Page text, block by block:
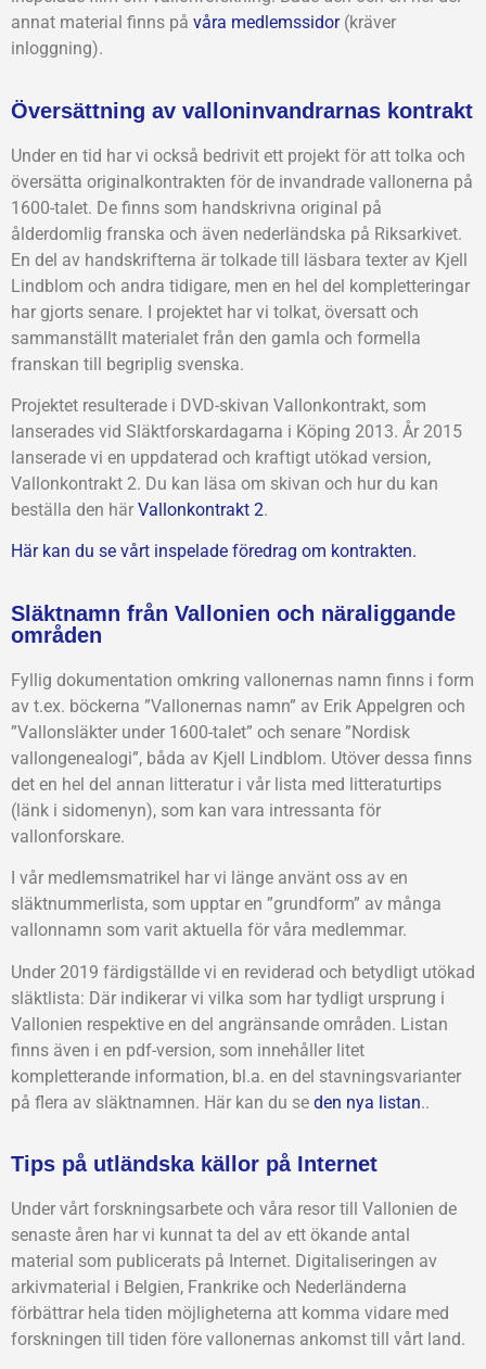
annat material finns på våra medlemssidor(kräver
inloggning).
Översättning av valloninvandrarnas kontrakt
Under en tid har vi också bedrivit ett projekt för att tolka och
översätta originalkontrakten för de invandrade vallonerna på
1600-talet. De finns som handskrivna original på
ålderdomlig franska och även nederländska på Riksarkivet.
En del av handskrifterna är tolkade till läsbara texter av Kjell
Lindblom och andra tidigare, men en hel del kompletteringar
har gjorts senare. I projektet har vi tolkat, översatt och
sammanställt materialet från den gamla och formella
franskan till begriplig svenska.
Projektet resulterade i DVD-skivan Vallonkontrakt, som
lanserades vid Släktforskardagarna i Köping 2013. År 2015
lanserade vi en uppdaterad och kraftigt utökad version,
Vallonkontrakt 2. Du kan läsa om skivan och hur du kan
beställa den här Vallonkontrakt 2.
Här kan du se vårt inspelade föredrag om kontrakten.
Släktnamn från Vallonien och näraliggande
områden
Fyllig dokumentation omkring vallonernas namn finns i form
av t.ex. böckerna ”Vallonernas namn” av Erik Appelgren och
”Vallonsläkter under 1600-talet” och senare ”Nordisk
vallongenealogi”, båda av Kjell Lindblom. Utöver dessa finns
det en hel del annan litteratur i vår lista med litteraturtips
(länk i sidomenyn), som kan vara intressanta för
vallonforskare.
I vår medlemsmatrikel har vi länge använt oss av en
släktnummerlista, som upptar en ”grundform” av många
vallonnamn som varit aktuella för våra medlemmar.
Under 2019 färdigställde vi en reviderad och betydligt utökad
släktlista: Där indikerar vi vilka som har tydligt ursprung i
Vallonien respektive en del angränsande områden. Listan
finns även i en pdf-version, som innehåller litet
kompletterande information, bl.a. en del stavningsvarianter
på flera av släktnamnen. Här kan du se den nya listan..
Tips på utländska källor på Internet
Under vårt forskningsarbete och våra resor till Vallonien de
senaste åren har vi kunnat ta del av ett ökande antal
material som publicerats på Internet. Digitaliseringen av
arkivmaterial i Belgien, Frankrike och Nederländerna
förbättrar hela tiden möjligheterna att komma vidare med
forskningen till tiden före vallonernas ankomst till vårt land.